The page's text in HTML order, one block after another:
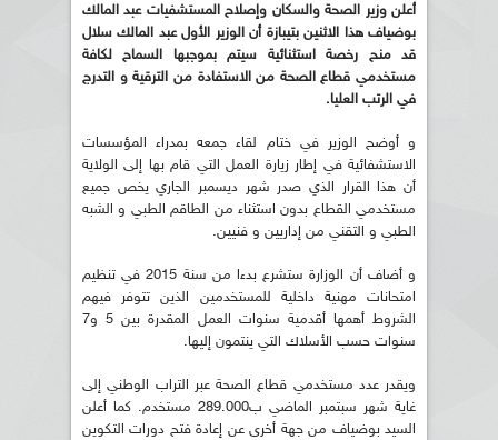
أعلن وزير الصحة والسكان وإصلاح المستشفيات عبد المالك
بوضياف هذا الاثنين بتيبازة أن الوزير الأول عبد المالك سلال
قد منح رخصة استثنائية سيتم بموجبها السماح لكافة
مستخدمي قطاع الصحة من الاستفادة من الترقية و التدرج
في الرتب العليا.
و أوضح الوزير في ختام لقاء جمعه بمدراء المؤسسات
الاستشفائية في إطار زيارة العمل التي قام بها إلى الولاية
أن هذا القرار الذي صدر شهر ديسمبر الجاري يخص جميع
مستخدمي القطاع بدون استثناء من الطاقم الطبي و الشبه
الطبي و التقني من إداريين و فنيين.
و أضاف أن الوزارة ستشرع بدءا من سنة 2015 في تنظيم
امتحانات مهنية داخلية للمستخدمين الذين تتوفر فيهم
الشروط أهمها أقدمية سنوات العمل المقدرة بين 5 و7
سنوات حسب الأسلاك التي ينتمون إليها.
ويقدر عدد مستخدمي قطاع الصحة عبر التراب الوطني إلى
غاية شهر سبتمبر الماضي ب289.000 مستخدم. كما أعلن
السيد بوضياف من جهة أخرى عن إعادة فتح دورات التكوين